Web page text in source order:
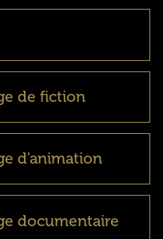
de fiction
d'animation
documentaire